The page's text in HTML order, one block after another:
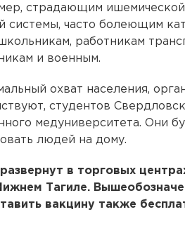
страдающим
системы, часто болеющим
работникам
и военным.
охват населения,
студентов
медуниверситета. Они
людей на дому.
в торговых
Тагиле.
вакцину также